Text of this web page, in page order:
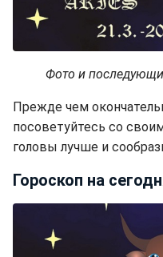
Фото и
Прежде чем
посоветуйтесь со
головы лучше и
Гороскоп на